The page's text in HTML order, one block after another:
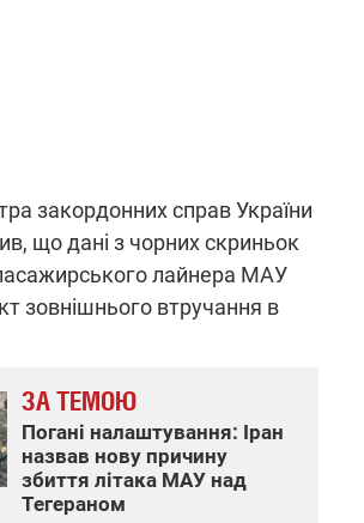
закордонних справ України
що дані з чорних скриньок
пасажирського лайнера МАУ
зовнішнього втручання в
ЗА ТЕМОЮ
Погані налаштування: Іран
назвав нову причину
збиття літака МАУ над
Тегераном